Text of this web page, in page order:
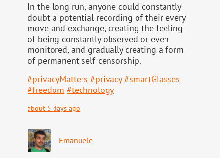
In the long run, anyone could constantly
doubt a potential recording of their every
move and exchange, creating the feeling
of being constantly observed or even
monitored, and gradually creating a form
of permanent self-censorship.
#privacyMatters #privacy #smartGlasses
#freedom #technology
about 5 days ago
Emanuele